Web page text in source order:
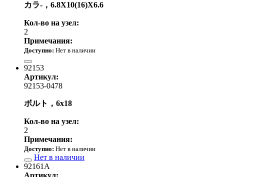
カラ-，6.8X10(16)X6.6
Кол-во на узел:
2
Примечания:
Доступно: Нет в наличии
92153
Артикул:
92153-0478
ボルト，6x18
Кол-во на узел:
2
Примечания:
Доступно: Нет в наличии
Нет в наличии
92161A
Артикул: